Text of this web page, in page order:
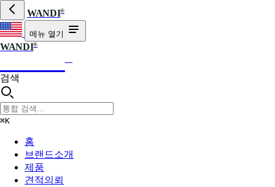
WANDI®
메뉴 열기
WANDI®
WANDI
검색
⌘K
홈
브랜드소개
제품
견적의뢰